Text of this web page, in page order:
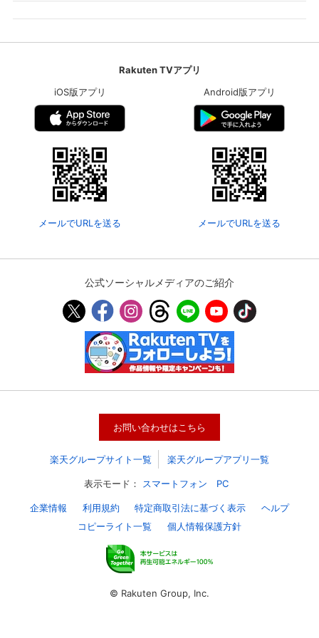
Rakuten TVアプリ
iOS版アプリ
メールでURLを送る
Android版アプリ
メールでURLを送る
公式ソーシャルメディアのご紹介
お問い合わせはこちら
楽天グループサイト一覧 楽天グループアプリ一覧
表示モード： スマートフォン PC
企業情報 利用規約 特定商取引法に基づく表示
ヘルプ
コピーライト一覧
個人情報保護方針
© Rakuten Group, Inc.